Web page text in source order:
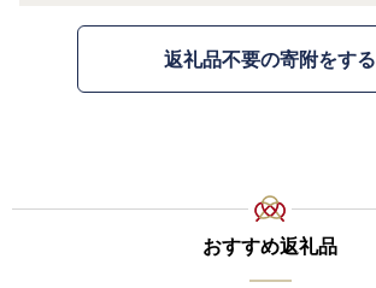
返礼品不要の寄附をする
おすすめ返礼品